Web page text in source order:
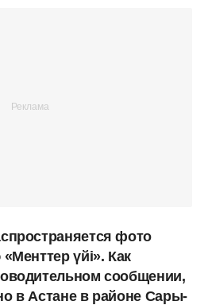
фото
үйі». Как
сообщении,
в Астане в районе Сары-